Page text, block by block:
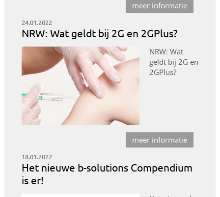
meer informatie
24.01.2022
NRW: Wat geldt bij 2G en 2GPlus?
NRW: Wat
geldt bij 2G en
2GPlus?
meer informatie
18.01.2022
Het nieuwe b-solutions Compendium
is er!